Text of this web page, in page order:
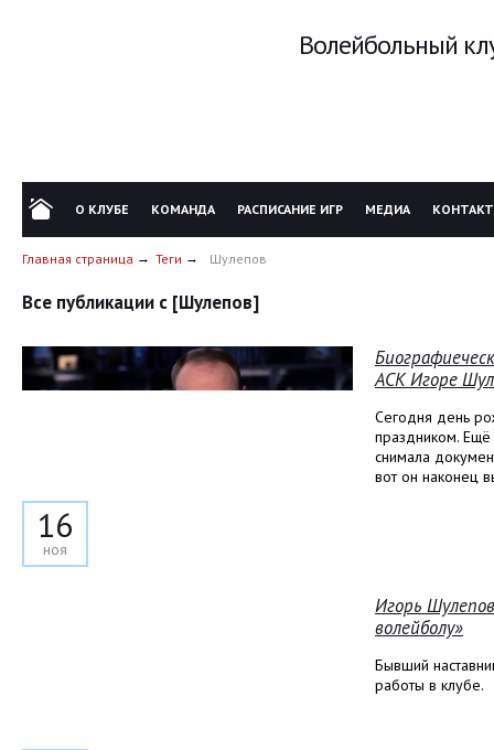
Волейбольный
О КЛУБЕ КОМАНДА РАСПИСАНИЕ ИГР МЕДИА
Главная страница Теги Шулепов
Все публикации с [Шулепов]
16
ноя
АСК Игоре
Сегодня день
праздником.
снимала
вот он наконец
Игорь
волейболу»
Бывший
работы в клубе.